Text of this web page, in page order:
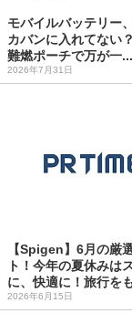
モバイルバッテリー
カバンに入れてない
難燃ポーチで万が一...
2026年7月31日
【Spigen】6月の厳
ト！今年の夏休みは
に、快適に！旅行を
2026年6月15日